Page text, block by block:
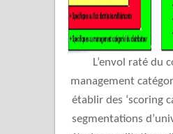
L’envol raté du
management
établir des ‘scoring
segmentations